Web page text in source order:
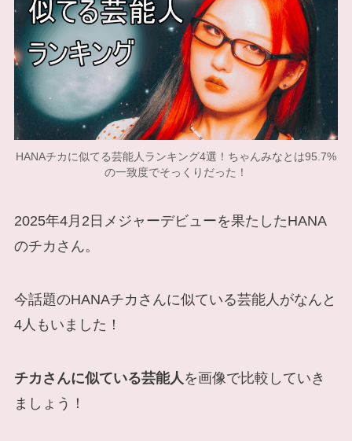
HANAチカに似てる芸能人ランキング4選！ちゃんみなとは95.7%
の一致度でそっくりだった！
2025年4月2日メジャーデビューを果たしたHANA
のチカさん。
今話題のHANAチカさんに似ている芸能人がなんと
4人もいました！
チカさんに似ている芸能人 を画像で比較していき
ましょう！